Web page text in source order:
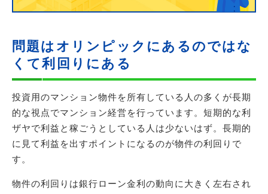
問題はオリンピックにあるのではな
くて利回りにある
投資用のマンション物件を所有している人の多くが長期
的な視点でマンション経営を行っています。短期的な利
ザヤで利益と稼ごうとしている人は少ないはず。長期的
に見て利益を出すポイントになるのが物件の利回りで
す。
物件の利回りは銀行ローン金利の動向に大きく左右され